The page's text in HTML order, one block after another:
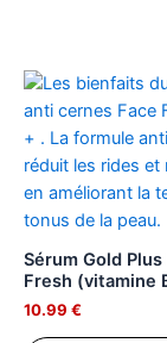
Sérum Gold Plus
Fresh (vitamine
10.99 €